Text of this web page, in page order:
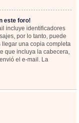
este foro!
incluye identificadores
por lo tanto, puede
llegar una copia completa
que incluya la cabecera,
el e-mail. La